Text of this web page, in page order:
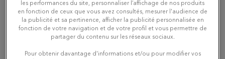
1
1.42 km
Du Pareil au même NIMES
11 RUE DE LA MADELEINE
30000 NIMES
Currently closed
les performances du site, personnaliser l’affichage de nos produits
en fonction de ceux que vous avez consultés, mesurer l'audience de
la publicité et sa pertinence, afficher la publicité personnalisée en
fonction de votre navigation et de votre profil et vous permettre de
partager du contenu sur les réseaux sociaux.
Pour obtenir davantage d'informations et/ou pour modifier vos